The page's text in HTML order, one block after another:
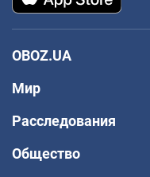
OBOZ.UA
Мир
Расследования
Общество